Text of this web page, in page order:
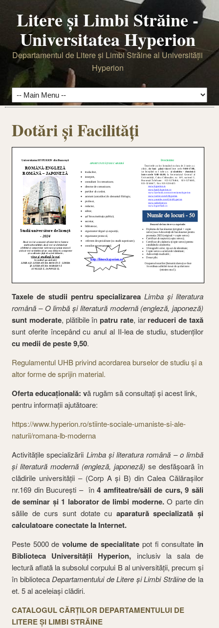
Litere şi Limbi Străine -
Universitatea Hyperion
Departamentul de Litere şi Limbi Străine al Universităţii
Hyperion
Dotări și Facilități
Taxele de studii pentru specializareaLimba şi literatura
română – O limbă şi literatură modernă (engleză, japoneză)
sunt moderate, plătibile înpatru rate, iar reduceri de taxă
sunt oferite începând cu anul al II-lea de studiu, studenţilor
cu medii de peste 9,50.
Regulamentul UHB privind acordarea burselor de studiu şi a
altor forme de sprijin material.
Oferta educaţională: vă rugăm să consultaţi şi acest link,
pentru informaţii ajutătoare:
https://www.hyperion.ro/stiinte-sociale-umaniste-si-ale-
naturii/romana-lb-moderna
Activităţile specializării Limba şi literatura română – o limbă
şi literatură modernă (engleză, japoneză) se desfășoară în
clădirile universităţii – (Corp A şi B) din Calea Călăraşilor
nr.169 din Bucureşti – în4 amfiteatre/săli de curs, 9 săli
de seminar şi 1 laborator de limbi moderne.O parte din
sălile de curs sunt dotate cu aparatură specializată şi
calculatoare conectate la Internet.
Peste 5000 de volume de specialitate pot fi consultateîn
Biblioteca Universității Hyperion, inclusiv la sala de
lectură aflată la subsolul corpului B al universității, precum şi
în biblioteca Departamentului de Litere şi Limbi Străinede la
et. 5 al aceleiaşi clădiri.
CATALOGUL CĂRŢILOR DEPARTAMENTULUI DE
LITERE ŞI LIMBI STRĂINE